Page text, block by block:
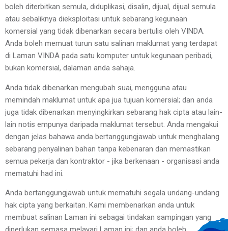
boleh diterbitkan semula, diduplikasi, disalin, dijual, dijual semula
atau sebaliknya dieksploitasi untuk sebarang kegunaan
komersial yang tidak dibenarkan secara bertulis oleh VINDA.
Anda boleh memuat turun satu salinan maklumat yang terdapat
di Laman VINDA pada satu komputer untuk kegunaan peribadi,
bukan komersial, dalaman anda sahaja.
Anda tidak dibenarkan mengubah suai, mengguna atau
memindah maklumat untuk apa jua tujuan komersial; dan anda
juga tidak dibenarkan menyingkirkan sebarang hak cipta atau lain-
lain notis empunya daripada maklumat tersebut. Anda mengakui
dengan jelas bahawa anda bertanggungjawab untuk menghalang
sebarang penyalinan bahan tanpa kebenaran dan memastikan
semua pekerja dan kontraktor - jika berkenaan - organisasi anda
mematuhi had ini.
Anda bertanggungjawab untuk mematuhi segala undang-undang
hak cipta yang berkaitan. Kami membenarkan anda untuk
membuat salinan Laman ini sebagai tindakan sampingan yang